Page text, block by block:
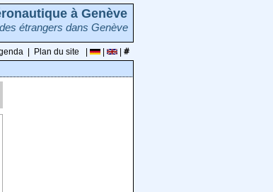
à Genève
étrangers dans Genève
Plan du site